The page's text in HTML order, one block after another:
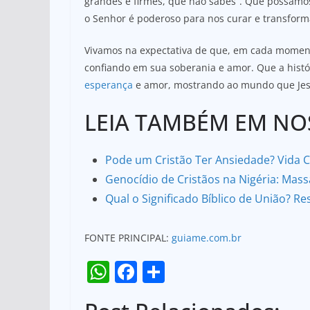
o Senhor é poderoso para nos curar e
Vivamos na expectativa de que, em cada
confiando em sua soberania e amor. Que a
esperança e amor, mostrando ao mundo que
LEIA TAMBÉM EM
Pode um Cristão Ter Ansiedade? Vida
Genocídio de Cristãos na Nigéria:
Qual o Significado Bíblico de União?
FONTE PRINCIPAL: guiame.com.br
W F